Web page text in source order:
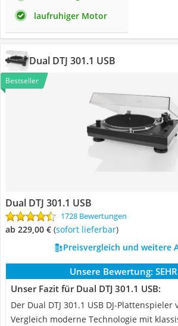
laufruhiger Motor
Dual DTJ 301.1 USB
Bestseller
Dual DTJ 301.1 USB
1728 Bewertungen
ab 229,00 € ( Sofort lieferbar)
Preisvergleich und weitere
Unsere Bewertung:
Unser Fazit für Dual DTJ 301.1 USB:
Der Dual DTJ 301.1 USB DJ-
Vergleich moderne Technologie mit